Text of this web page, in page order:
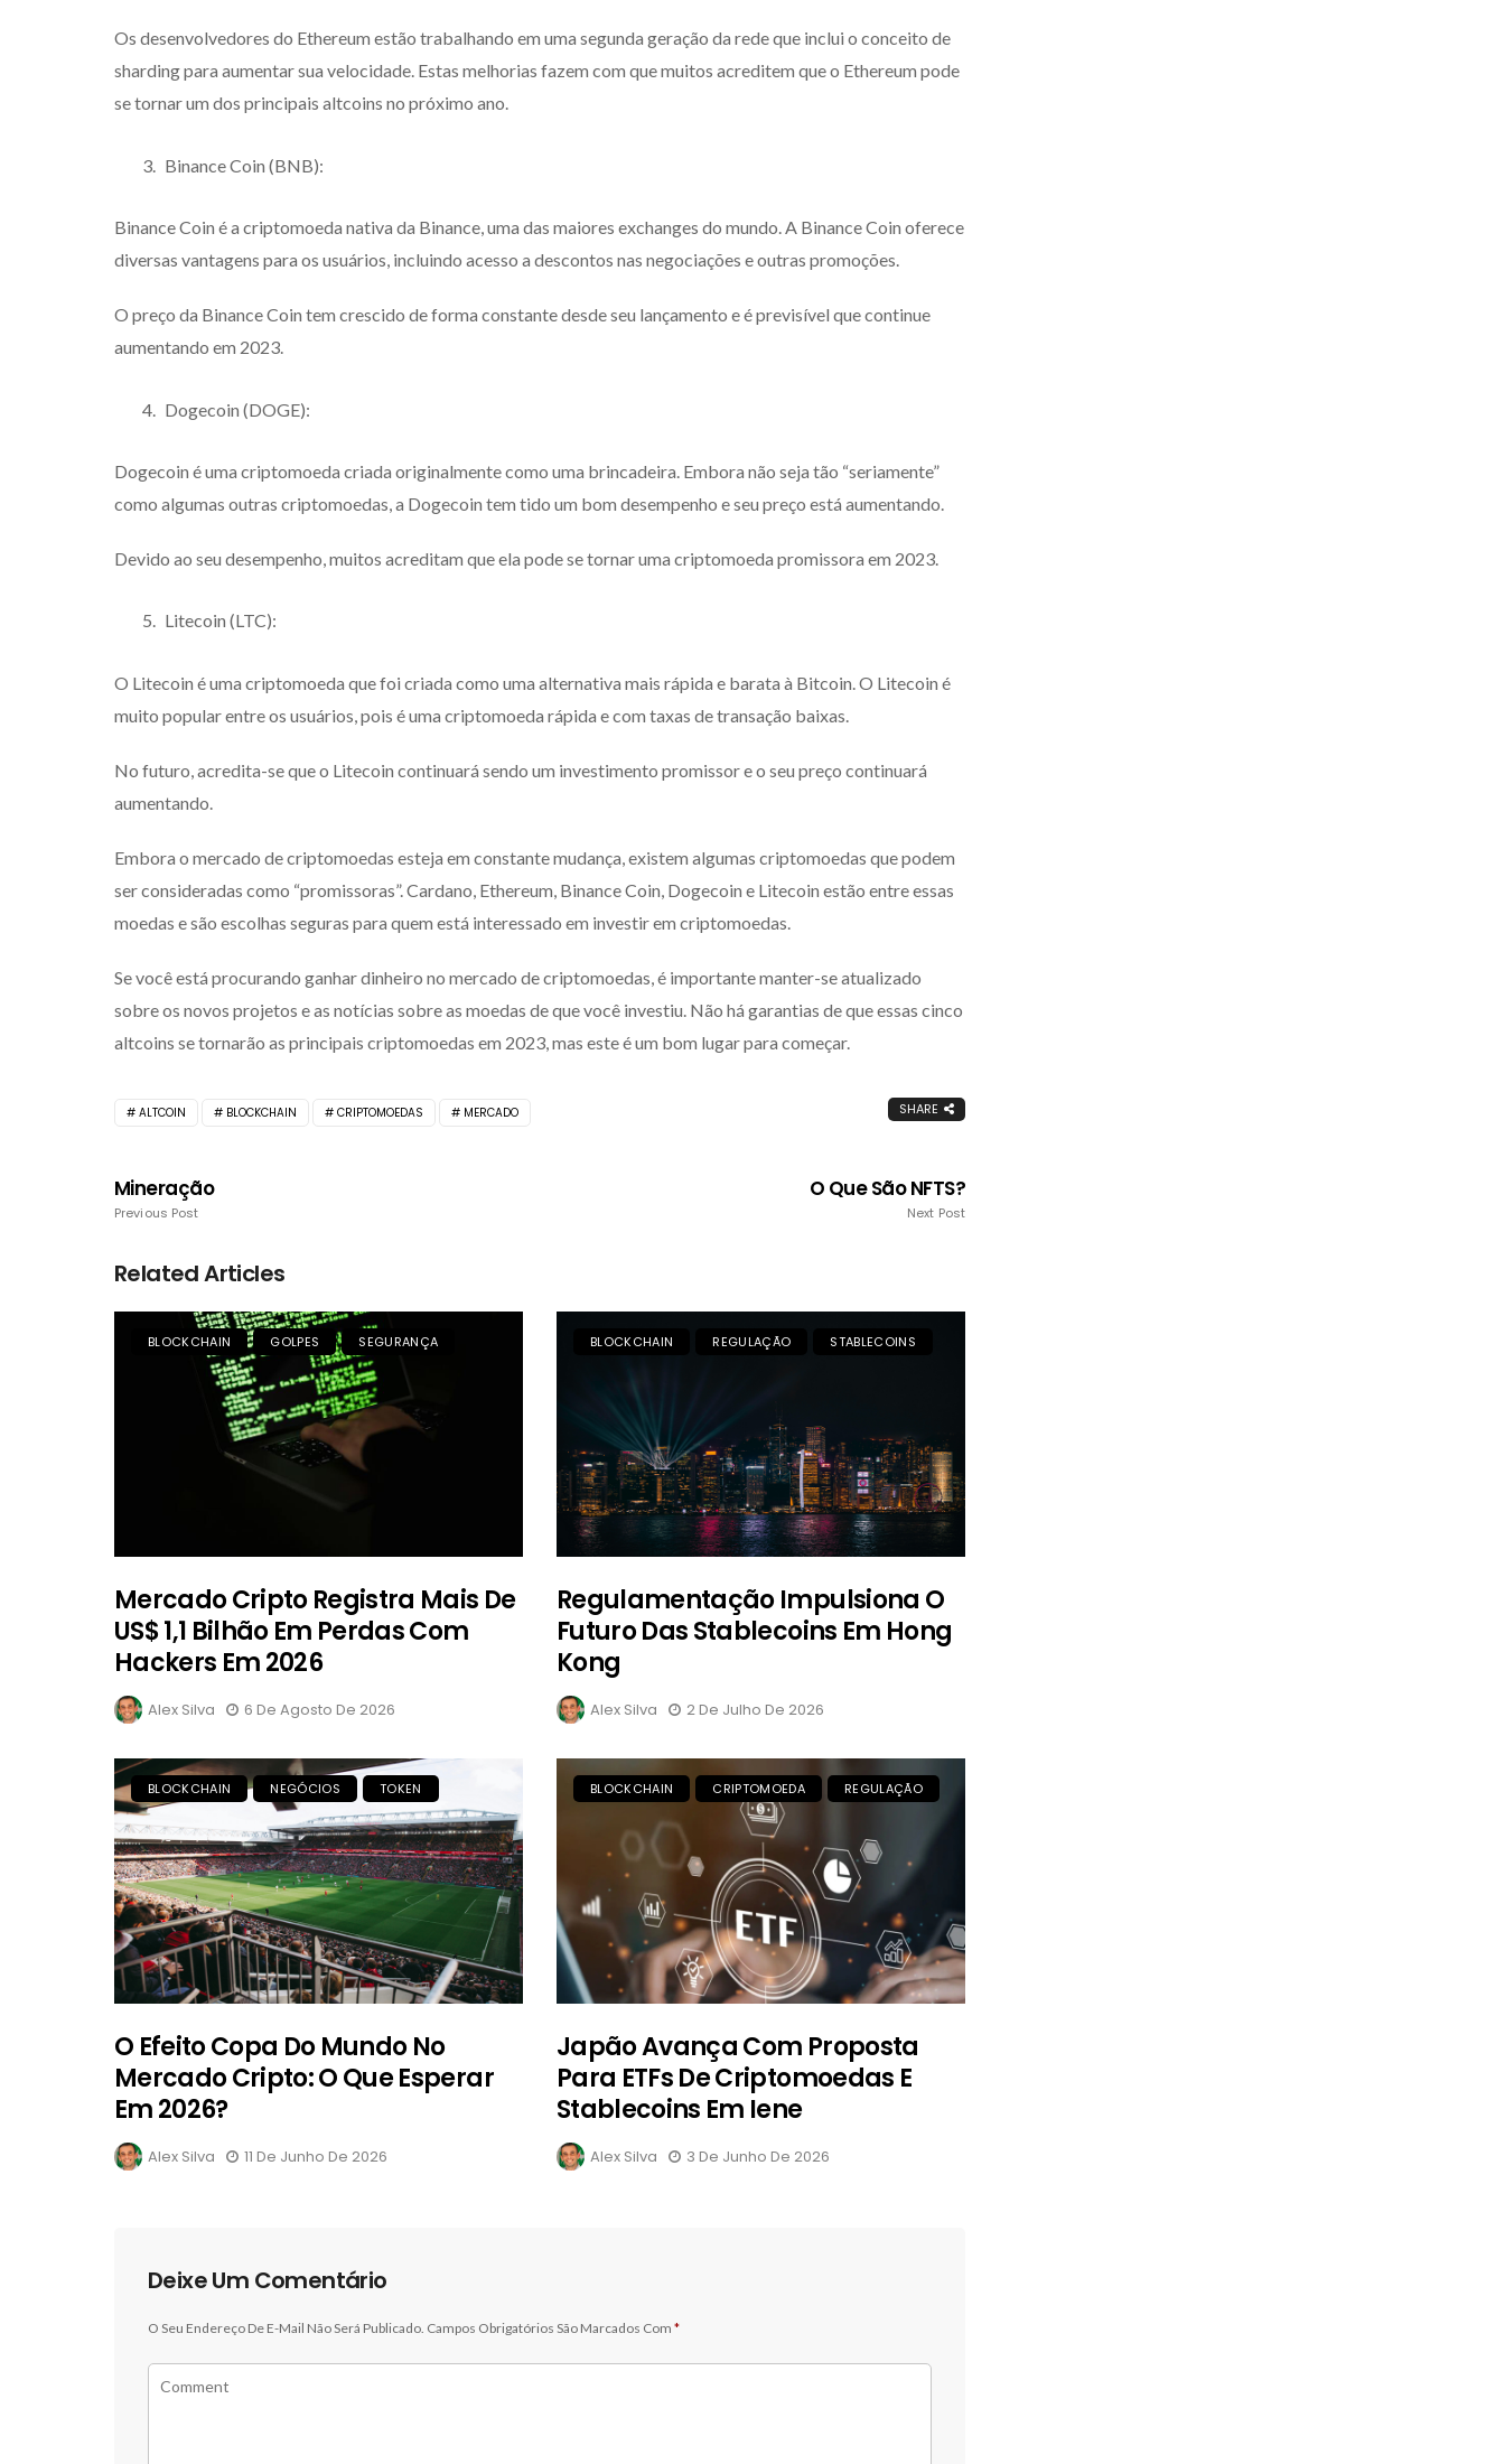
Os desenvolvedores do Ethereum estão trabalhando em uma segunda geração da rede que inclui o conceito de
sharding para aumentar sua velocidade. Estas melhorias fazem com que muitos acreditem que o Ethereum pode
se tornar um dos principais altcoins no próximo ano.
Binance Coin (BNB):
Binance Coin é a criptomoeda nativa da Binance, uma das maiores exchanges do mundo. A Binance Coin oferece
diversas vantagens para os usuários, incluindo acesso a descontos nas negociações e outras promoções.
O preço da Binance Coin tem crescido de forma constante desde seu lançamento e é previsível que continue
aumentando em 2023.
Dogecoin (DOGE):
Dogecoin é uma criptomoeda criada originalmente como uma brincadeira. Embora não seja tão “seriamente”
como algumas outras criptomoedas, a Dogecoin tem tido um bom desempenho e seu preço está aumentando.
Devido ao seu desempenho, muitos acreditam que ela pode se tornar uma criptomoeda promissora em 2023.
Litecoin (LTC):
O Litecoin é uma criptomoeda que foi criada como uma alternativa mais rápida e barata à Bitcoin. O Litecoin é
muito popular entre os usuários, pois é uma criptomoeda rápida e com taxas de transação baixas.
No futuro, acredita-se que o Litecoin continuará sendo um investimento promissor e o seu preço continuará
aumentando.
Embora o mercado de criptomoedas esteja em constante mudança, existem algumas criptomoedas que podem
ser consideradas como “promissoras”. Cardano, Ethereum, Binance Coin, Dogecoin e Litecoin estão entre essas
moedas e são escolhas seguras para quem está interessado em investir em criptomoedas.
Se você está procurando ganhar dinheiro no mercado de criptomoedas, é importante manter-se atualizado
sobre os novos projetos e as notícias sobre as moedas de que você investiu. Não há garantias de que essas cinco
altcoins se tornarão as principais criptomoedas em 2023, mas este é um bom lugar para começar.
ALTCOIN BLOCKCHAIN CRIPTOMOEDAS MERCADO SHARE
Mineração
Previous Post
O Que São NFTS?
Next Post
Related Articles
BLOCKCHAIN GOLPES SEGURANÇA
Mercado Cripto Registra Mais De
US$ 1,1 Bilhão Em Perdas Com
Hackers Em 2026
Alex Silva 6 De Agosto De 2026
BLOCKCHAIN REGULAÇÃO STABLECOINS
Regulamentação Impulsiona O
Futuro Das Stablecoins Em Hong
Kong
Alex Silva 2 De Julho De 2026
BLOCKCHAIN NEGÓCIOS TOKEN
O Efeito Copa Do Mundo No
Mercado Cripto: O Que Esperar
Em 2026?
Alex Silva 11 De Junho De 2026
BLOCKCHAIN CRIPTOMOEDA REGULAÇÃO
Japão Avança Com Proposta
Para ETFs De Criptomoedas E
Stablecoins Em Iene
Alex Silva 3 De Junho De 2026
Deixe Um Comentário
O Seu Endereço De E-Mail Não Será Publicado. Campos Obrigatórios São Marcados Com *